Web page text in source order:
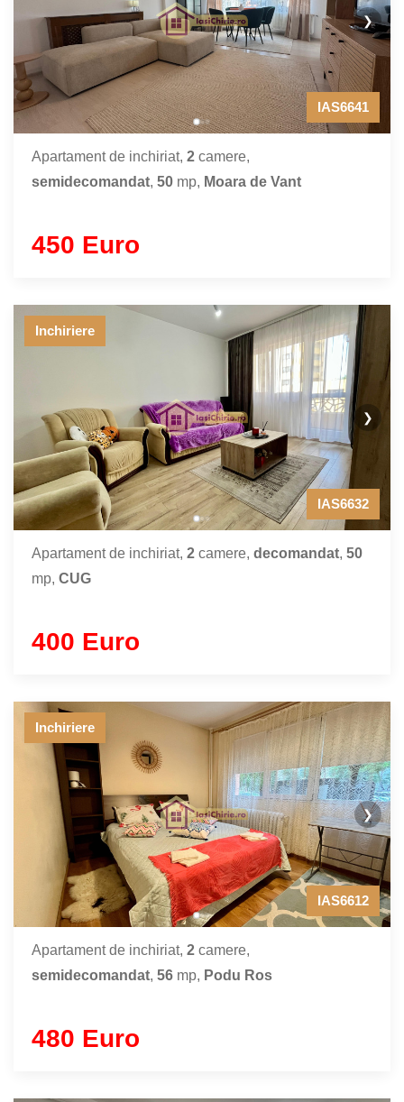
❯
IAS6641
Apartament de inchiriat, 2 camere,
semidecomandat, 50 mp, Moara de Vant
450 Euro
❯
Inchiriere
IAS6632
Apartament de inchiriat, 2 camere, decomandat, 50
mp, CUG
400 Euro
❯
Inchiriere
IAS6612
Apartament de inchiriat, 2 camere,
semidecomandat, 56 mp, Podu Ros
480 Euro